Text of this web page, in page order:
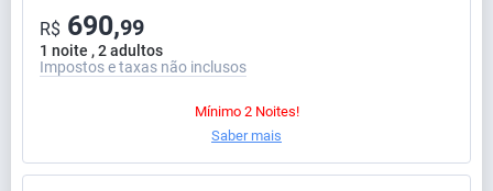
1 noite , 2 adultos
R$ 690,99
Impostos e taxas não inclusos
Mínimo 2 Noites!
Saber mais